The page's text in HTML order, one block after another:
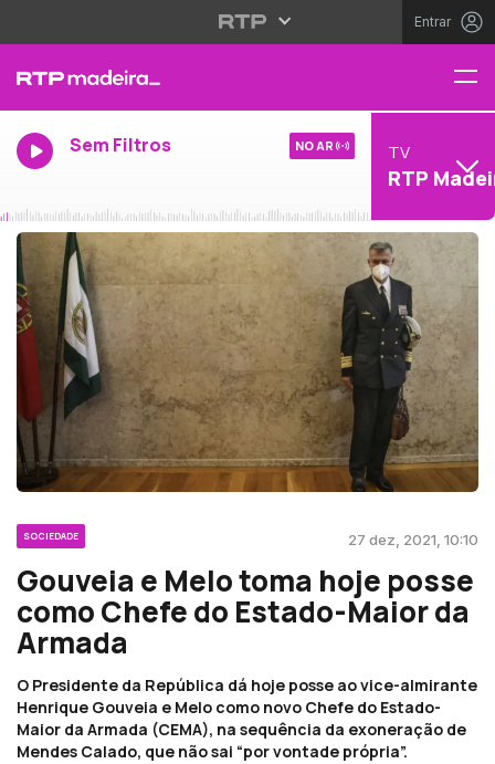
Entrar
Sem Filtros NO AR TV
RTP
SOCIEDADE 27 dez, 2021, 10:10
Gouveia e Melo toma hoje posse
como Chefe do Estado-Maior da
Armada
O Presidente da República dá hoje posse ao vice-almirante
Henrique Gouveia e Melo como novo Chefe do Estado-
Maior da Armada (CEMA), na sequência da exoneração de
Mendes Calado, que não sai “por vontade própria”.